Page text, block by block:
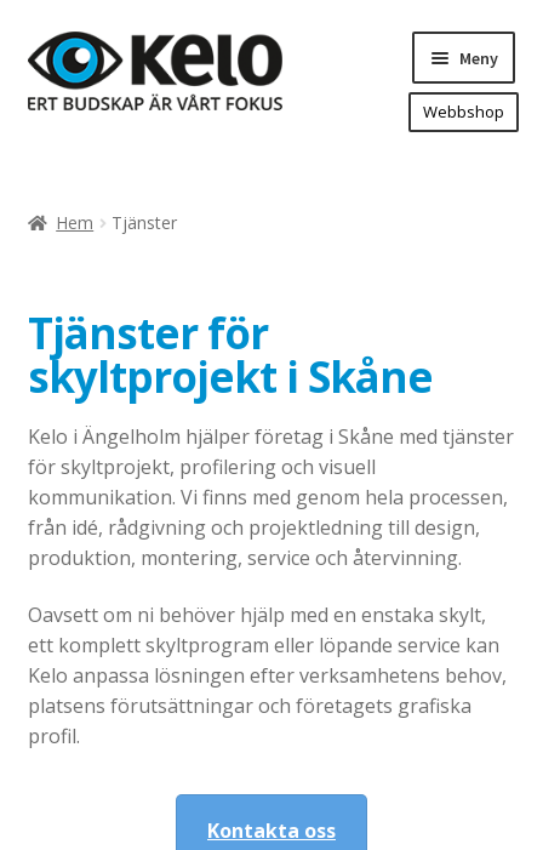
Hoppa
till
navigering
Hoppa
till
innehåll
Meny
Arenareklam
Dekaler och magnetskyltar
Fasadskyltar
Flaggor, Roll-ups mm.
Fordonsdekor
Frigolit och akrylskyltar
Fönsterdekor, dekor, sol-säkerhetsfilm
Gravyr namnskyltar, plaketter mm
Ljus/LED/Profilskyltar
Stolpskyltar och pyloner i Skåne
Skyltsystem
Smidesskyltar, gjutna skyltar
Standardskyltar
Webbshop
Hem Tjänster
Tjänster för
skyltprojekt i Skåne
Kelo i Ängelholm hjälper företag i Skåne med tjänster
för skyltprojekt, profilering och visuell
kommunikation. Vi finns med genom hela processen,
från idé, rådgivning och projektledning till design,
produktion, montering, service och återvinning.
Oavsett om ni behöver hjälp med en enstaka skylt,
ett komplett skyltprogram eller löpande service kan
Kelo anpassa lösningen efter verksamhetens behov,
platsens förutsättningar och företagets grafiska
profil.
Kontakta oss